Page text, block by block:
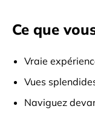
Ce que
Vraie
Vues
Naviguez